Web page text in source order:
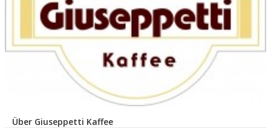
Über Giuseppetti Kaffee